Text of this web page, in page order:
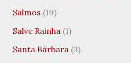
Salmos (19)
Salve Rainha(1)
Santa Bárbara(3)